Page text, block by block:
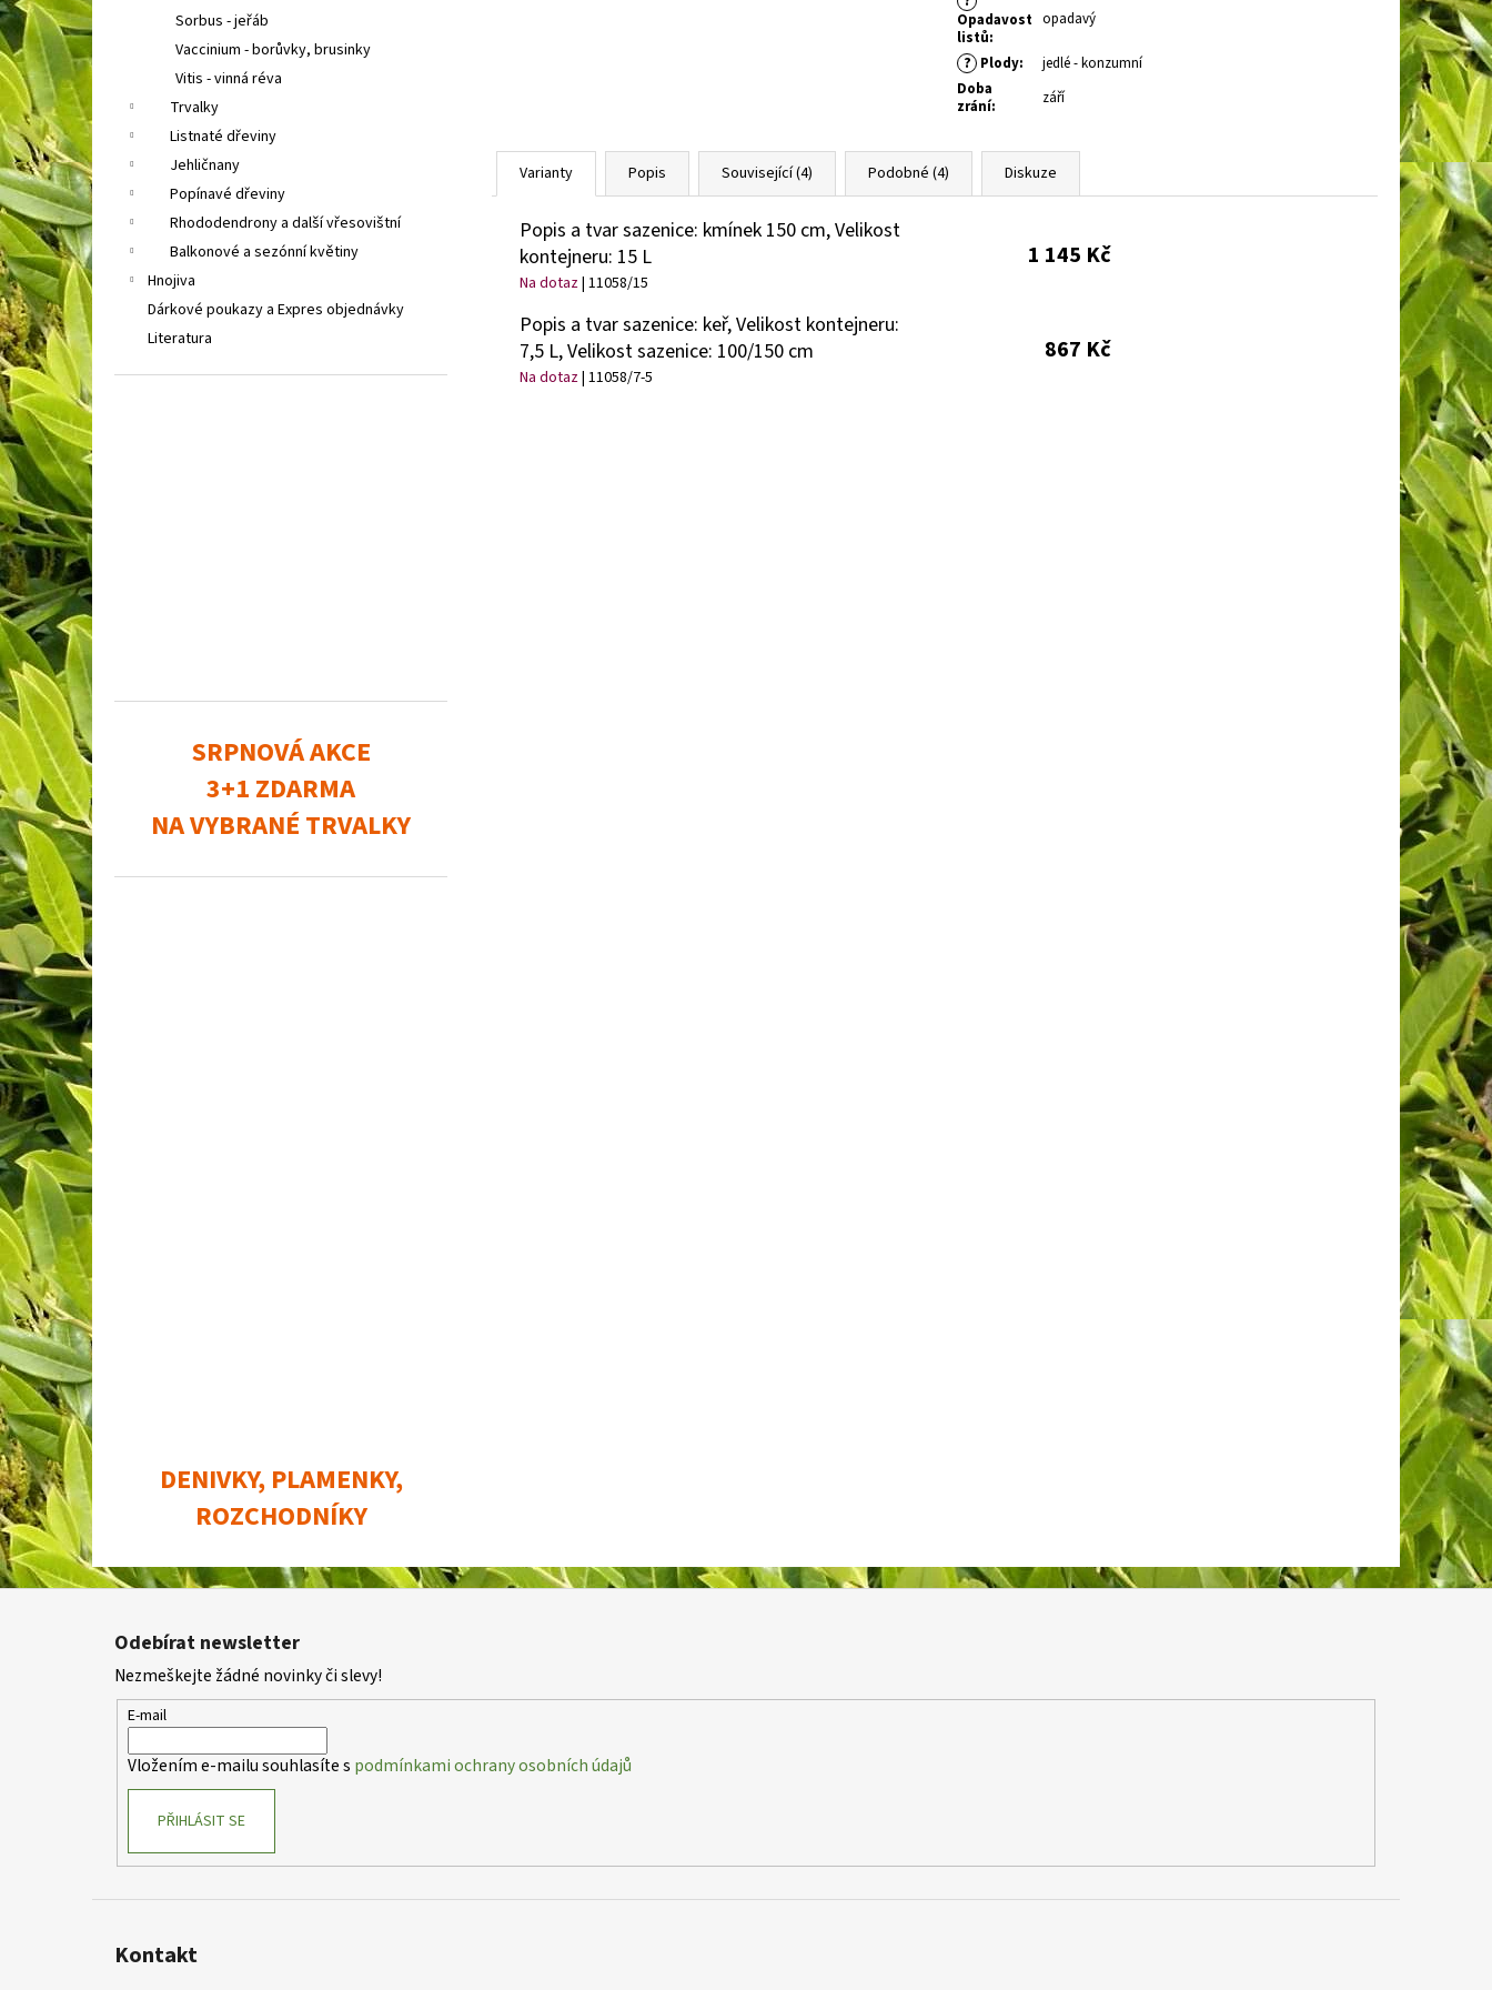
Sorbus - jeřáb
Vaccinium - borůvky, brusinky
Vitis - vinná réva
Trvalky
Listnaté dřeviny
Jehličnany
Popínavé dřeviny
Rhododendrony a další vřesovištní
Balkonové a sezónní květiny
Hnojiva
Dárkové poukazy a Expres objednávky
Literatura
SRPNOVÁ AKCE
3+1 ZDARMA
NA VYBRANÉ TRVALKY
DENIVKY, PLAMENKY,
ROZCHODNÍKY
Opadavost
listů:
opadavý
? Plody:
jedlé - konzumní
Doba
zrání: září
Varianty Popis Související (4) Podobné (4) Diskuze
Popis a tvar sazenice: kmínek 150 cm, Velikost
kontejneru: 15 L
Na dotaz| 11058/15
1 145 Kč
Popis a tvar sazenice: keř, Velikost kontejneru:
7,5 L, Velikost sazenice: 100/150 cm
Na dotaz| 11058/7-5
867 Kč
Z
Odebírat newsletter
Nezmeškejte žádné novinky či slevy!
E-mail
Vložením e-mailu souhlasíte s podmínkami ochrany osobních údajů
PŘIHLÁSIT SE
Kontakt